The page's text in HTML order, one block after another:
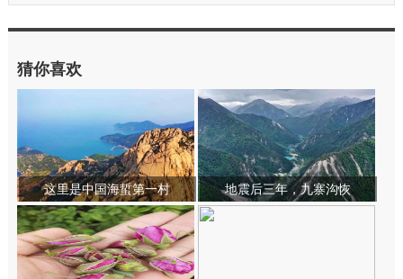
猜你喜欢
这里是中国海蜇第一村 地震后三年，九寨沟恢